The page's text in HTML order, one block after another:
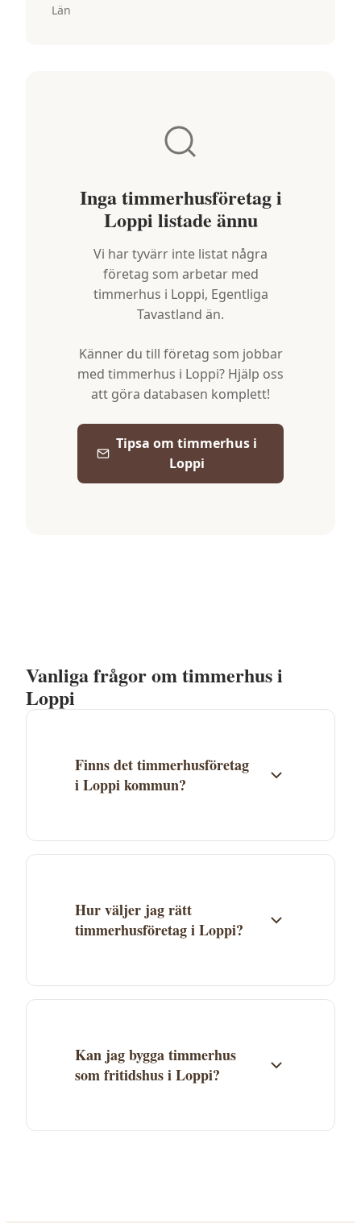
Län
Inga timmerhusföretag i
Loppi listade ännu
Vi har tyvärr inte listat några
företag som arbetar med
timmerhus i Loppi, Egentliga
Tavastland än.
Känner du till företag som jobbar
med timmerhus i Loppi? Hjälp oss
att göra databasen komplett!
Tipsa om timmerhus i
Loppi
Vanliga frågor om timmerhus i
Loppi
Finns det timmerhusföretag
i Loppi kommun?
listade i Loppi, men företag i Egentliga
Hur väljer jag rätt
timmerhusföretag i Loppi?
specialområden och referensprojekt.
timmerhus du vill bygga.
Kan jag bygga timmerhus
som fritidshus i Loppi?